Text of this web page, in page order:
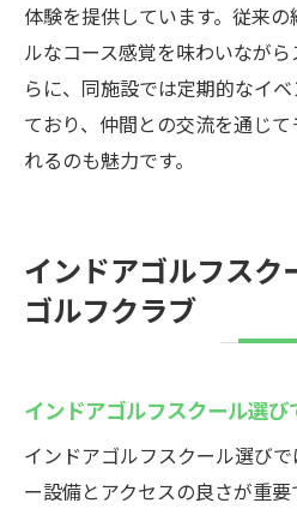
体験を提供しています。従来
ルなコース感覚を味わいなが
らに、同施設では定期的なイ
ており、仲間との交流を通じ
れるのも魅力です。
インドアゴルフスク
ゴルフクラブ
インドアゴルフスクール選
インドアゴルフスクール選び
ー設備とアクセスの良さが重